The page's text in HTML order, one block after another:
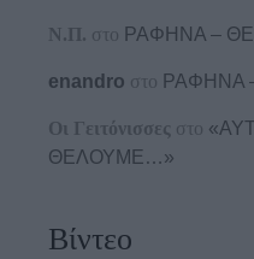
Ν.Π. στο ΡΑΦΗΝΑ –
enandro στο ΡΑΦΗΝΑ
Οι Γειτόνισσες στο
ΘΕΛΟΥΜΕ…»
Βίντεο